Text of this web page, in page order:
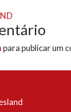
para publicar um